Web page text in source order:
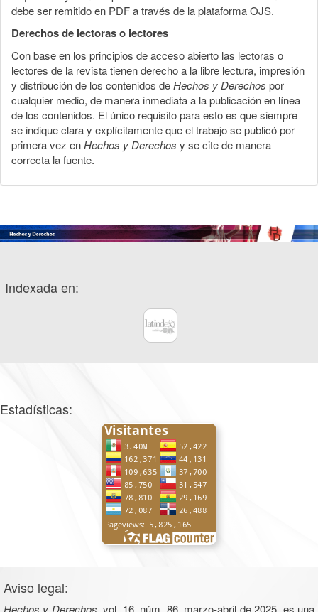
debe ser remitido en PDF a través de la plataforma OJS.
Derechos de lectoras o lectores
Con base en los principios de acceso abierto las lectoras o
lectores de la revista tienen derecho a la libre lectura, impresión
y distribución de los contenidos deHechos y Derechos por
cualquier medio, de manera inmediata a la publicación en línea
de los contenidos. El único requisito para esto es que siempre
se indique clara y explícitamente que el trabajo se publicó por
primera vez enHechos y Derechos y se cite de manera
correcta la fuente.
Indexada en:
Estadísticas:
Aviso legal: